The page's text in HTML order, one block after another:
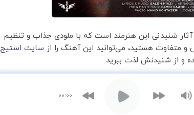
آثار شنیدنی این هنرمند است که با ملودی جذاب و تنظیم
متفاوت هستید، می‌توانید این آهنگ را از سایت استیج
و از شنیدنش لذت ببرید.
00:00